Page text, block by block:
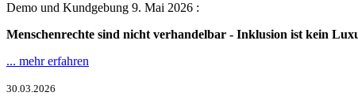
Demo und Kundgebung 9. Mai 2026 :
Menschenrechte sind nicht verhandelbar - Inklusion ist kein
... mehr erfahren
30.03.2026